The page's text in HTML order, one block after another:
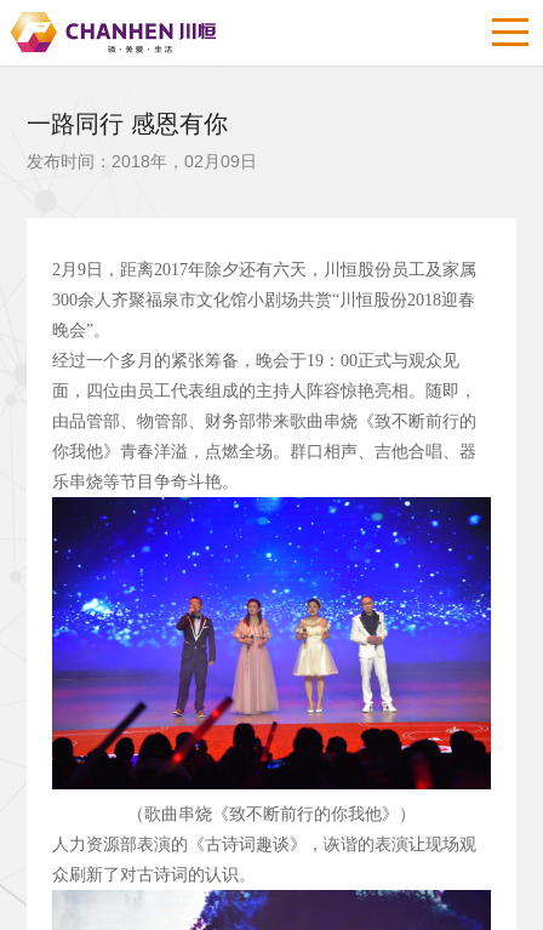
一路同行 感恩有你
发布时间：2018年，02月09日
2月9日，距离2017年除夕还有六天，川恒股份员工及家属
300余人齐聚福泉市文化馆小剧场共赏“川恒股份2018迎春
晚会”。
经过一个多月的紧张筹备，晚会于19：00正式与观众见
面，四位由员工代表组成的主持人阵容惊艳亮相。随即，
由品管部、物管部、财务部带来歌曲串烧《致不断前行的
你我他》青春洋溢，点燃全场。群口相声、吉他合唱、器
乐串烧等节目争奇斗艳。
（歌曲串烧《致不断前行的你我他》）
人力资源部表演的《古诗词趣谈》，诙谐的表演让现场观
众刷新了对古诗词的认识。